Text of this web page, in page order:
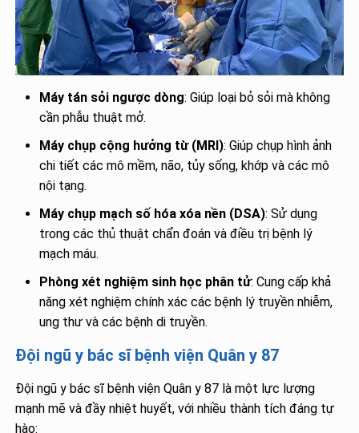
Máy tán sỏi ngược dòng: Giúp loại bỏ sỏi mà không
cần phẫu thuật mở.
Máy chụp cộng hưởng từ (MRI): Giúp chụp hình ảnh
chi tiết các mô mềm, não, tủy sống, khớp và các mô
nội tạng.
Máy chụp mạch số hóa xóa nền (DSA): Sử dụng
trong các thủ thuật chẩn đoán và điều trị bệnh lý
mạch máu.
Phòng xét nghiệm sinh học phân tử: Cung cấp khả
năng xét nghiệm chính xác các bệnh lý truyền nhiễm,
ung thư và các bệnh di truyền.
Đội ngũ y bác sĩ bệnh viện Quân y 87
Đội ngũ y bác sĩ bệnh viện Quân y 87 là một lực lượng
mạnh mẽ và đầy nhiệt huyết, với nhiều thành tích đáng tự
hào: